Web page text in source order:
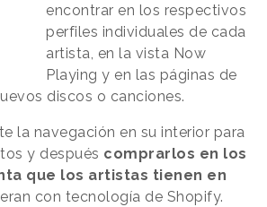
encontrar en los respectivos
perfiles individuales de cada
artista, en la vista Now
Playing y en las páginas de
discos o canciones.
la navegación en su interior para
y después comprarlos en los
que los artistas tienen en
con tecnología de Shopify.